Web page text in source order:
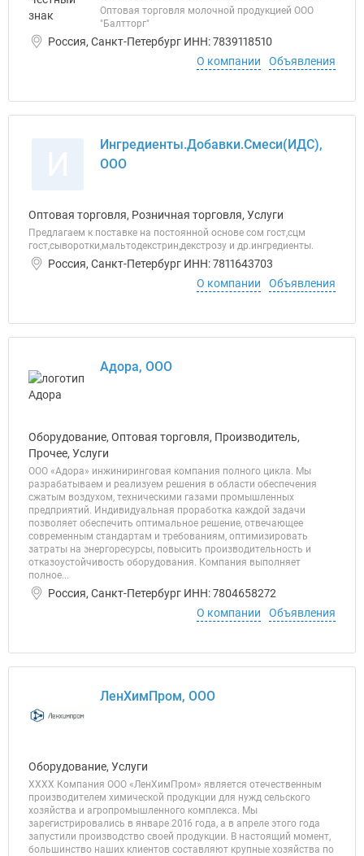
Оптовая торговля молочной продукцией ООО
"Балтторг"
Россия, Санкт-Петербург ИНН: 7839118510
О компании
Объявления
Ингредиенты.Добавки.Смеси(ИДС),
ООО
Оптовая торговля, Розничная торговля, Услуги
Предлагаем к поставке на постоянной основе сом гост,сцм
гост,сыворотки,мальтодекстрин,декстрозу и др.ингредиенты.
Россия, Санкт-Петербург ИНН: 7811643703
О компании
Объявления
Адора, ООО
Оборудование, Оптовая торговля, Производитель,
Прочее, Услуги
ООО «Адора» инжиниринговая компания полного цикла. Мы
разрабатываем и реализуем решения в области обеспечения
сжатым воздухом, техническими газами промышленных
предприятий. Индивидуальная проработка каждой задачи
позволяет обеспечить оптимальное решение, отвечающее
современным стандартам и требованиям, оптимизировать
затраты на энергоресурсы, повысить производительность и
отказоустойчивость оборудования. Компания выполняет
полное...
Россия, Санкт-Петербург ИНН: 7804658272
О компании
Объявления
ЛенХимПром, ООО
Оборудование, Услуги
ХХХХ Компания ООО «ЛенХимПром» является отечественным
производителем химической продукции для нужд сельского
хозяйства и агропромышленного комплекса. Мы
зарегистрировались в январе 2016 года, а в апреле этого года
запустили производство своей продукции. В настоящий момент,
большинство наших клиентов составляют крупные хозяйства по